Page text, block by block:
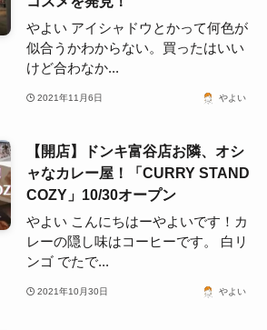
やよい アイシャドウとかって何色が
似合うかわからない。買ったはいい
けど合わなか...
2021年11月6日 やよい
【開店】ドンキ富谷店お隣、オシ
ャなカレー屋！「CURRY STAND
COZY」10/30オープン
やよい こんにちはーやよいです！カ
レーの隠し味はコーヒーです。 白リ
ンゴ でたで...
2021年10月30日 やよい